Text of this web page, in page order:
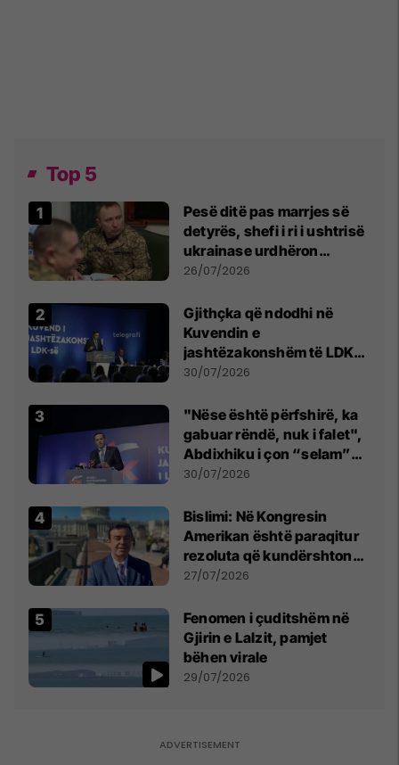
Top 5
Pesë ditë pas marrjes së
detyrës, shefi i ri i ushtrisë
ukrainase urdhëron
kontroll të madh
26/07/2026
Gjithçka që ndodhi në
Kuvendin e
jashtëzakonshëm të LDK-
së
30/07/2026
"Nëse është përfshirë, ka
gabuar rëndë, nuk i falet",
Abdixhiku i çon “selam”
Përparim Ramës
30/07/2026
Bislimi: Në Kongresin
Amerikan është paraqitur
rezoluta që kundërshton
mbajtjen e Asamblesë
në Beograd
27/07/2026
Fenomen i çuditshëm në
Gjirin e Lalzit, pamjet
bëhen virale
29/07/2026